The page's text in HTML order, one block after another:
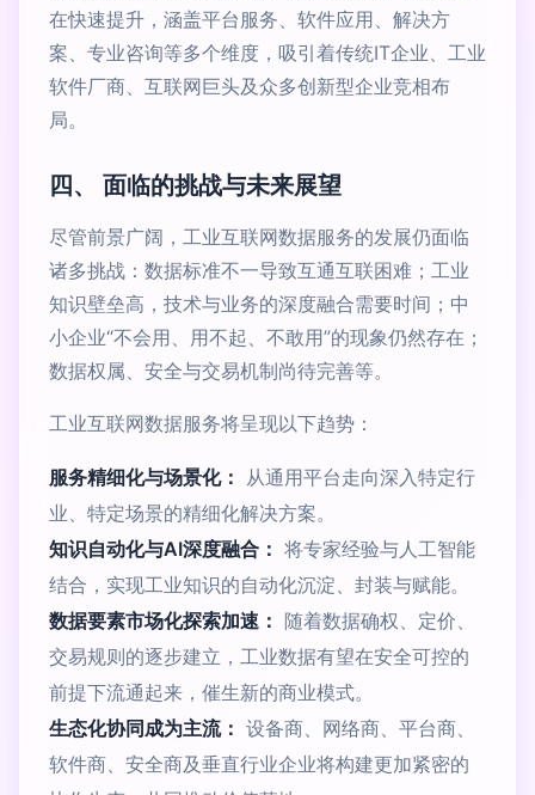
在快速提升，涵盖平台服务、软件应用、解决方
案、专业咨询等多个维度，吸引着传统IT企业、工业
软件厂商、互联网巨头及众多创新型企业竞相布
局。
四、 面临的挑战与未来展望
尽管前景广阔，工业互联网数据服务的发展仍面临
诸多挑战：数据标准不一导致互通互联困难；工业
知识壁垒高，技术与业务的深度融合需要时间；中
小企业“不会用、用不起、不敢用”的现象仍然存在；
数据权属、安全与交易机制尚待完善等。
工业互联网数据服务将呈现以下趋势：
服务精细化与场景化：
从通用平台走向深入特定行
业、特定场景的精细化解决方案。
知识自动化与AI深度融合： 将专家经验与人工智能
结合，实现工业知识的自动化沉淀、封装与赋能。
数据要素市场化探索加速： 随着数据确权、定价、
交易规则的逐步建立，工业数据有望在安全可控的
前提下流通起来，催生新的商业模式。
生态化协同成为主流： 设备商、网络商、平台商、
软件商、安全商及垂直行业企业将构建更加紧密的